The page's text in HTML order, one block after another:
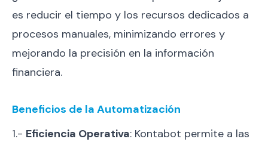
es reducir el tiempo y los recursos dedicados a
procesos manuales, minimizando errores y
mejorando la precisión en la información
financiera.
Beneficios de la Automatización
1.- Eficiencia Operativa: Kontabot permite a las